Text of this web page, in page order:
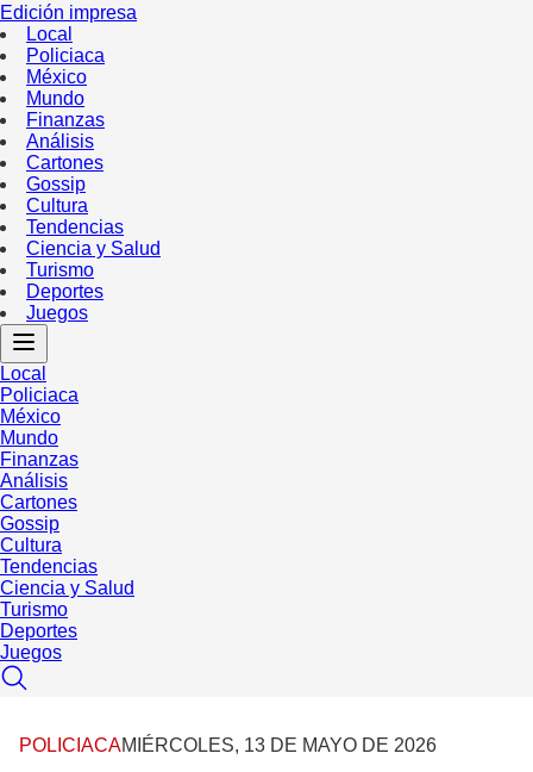
Edición impresa
Local
Policiaca
México
Mundo
Finanzas
Análisis
Cartones
Gossip
Cultura
Tendencias
Ciencia y Salud
Turismo
Deportes
Juegos
Local
Policiaca
México
Mundo
Finanzas
Análisis
Cartones
Gossip
Cultura
Tendencias
Ciencia y Salud
Turismo
Deportes
Juegos
POLICIACAMIÉRCOLES, 13 DE MAYO DE 2026